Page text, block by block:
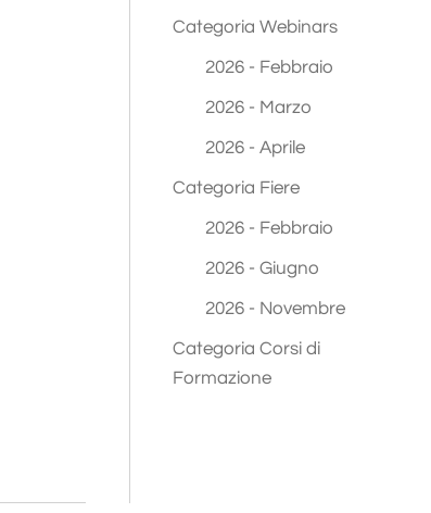
Categoria Webinars
2026 - Febbraio
2026 - Marzo
2026 - Aprile
Categoria Fiere
2026 - Febbraio
2026 - Giugno
2026 - Novembre
Categoria Corsi di
Formazione